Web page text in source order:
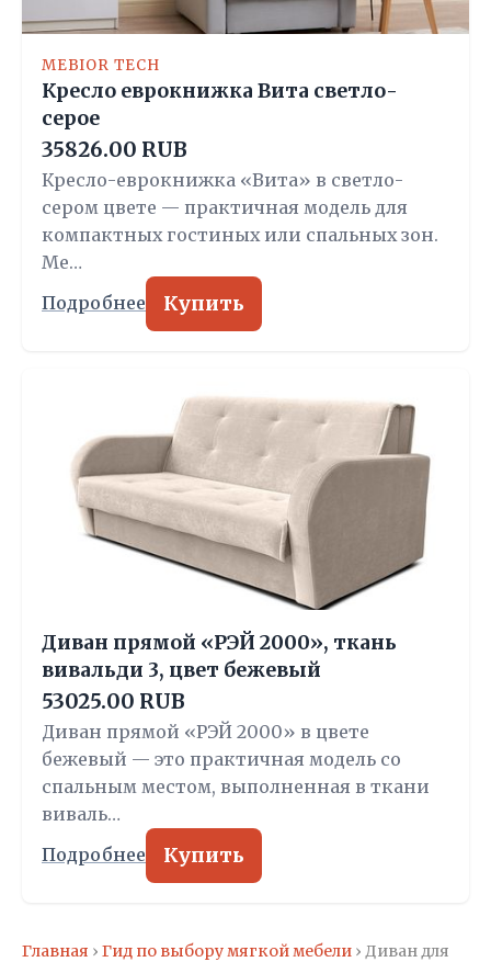
MEBIOR TECH
Кресло еврокнижка Вита светло-
серое
35826.00 RUB
Кресло-еврокнижка «Вита» в светло-
сером цвете — практичная модель для
компактных гостиных или спальных зон.
Ме…
Подробнее Купить
Диван прямой «РЭЙ 2000», ткань
вивальди 3, цвет бежевый
53025.00 RUB
Диван прямой «РЭЙ 2000» в цвете
бежевый — это практичная модель со
спальным местом, выполненная в ткани
виваль…
Подробнее Купить
Главная › Гид по выбору мягкой мебели › Диван для